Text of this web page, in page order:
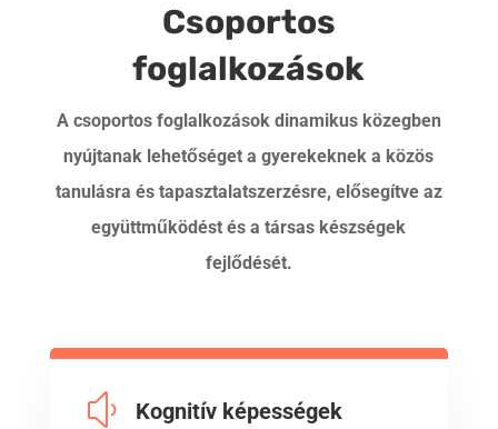
Csoportos
foglalkozások
A csoportos foglalkozások dinamikus közegben
nyújtanak lehetőséget a gyerekeknek a közös
tanulásra és tapasztalatszerzésre, elősegítve az
együttműködést és a társas készségek
fejlődését.
y
Kognitív képességek